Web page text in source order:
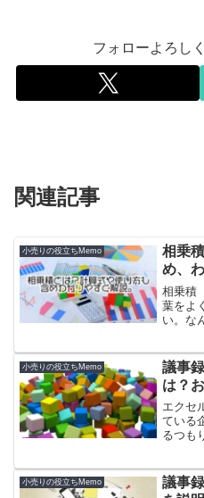
フォローよろし
関連記事
小売りの役立ちMemo
相乗
め、
相乗積
葉をよ
い。な
知って
ないか
そんな
や実際
明しま
小売りの役立ちMemo
議事
は？
エクセ
ている
るつも
るかは
便利に
小売りの役立ちMemo
議事